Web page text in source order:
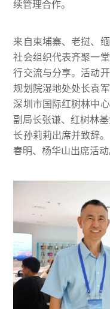
续管理合作。
来自柬埔寨、老挝、
社会组织代表齐聚一
行交流与分享。活动
规划院湿地处处长袁
深圳市国际红树林中
副局长张谦、红树林
长孙莉莉出席并致辞
春明、杨华山出席活动